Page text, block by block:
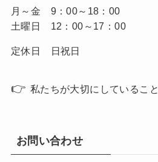
月～金 9：00～18：00
土曜日 12：00～17：00
定休日 日祝日
👉 私たちが大切にしていること
お問い合わせ